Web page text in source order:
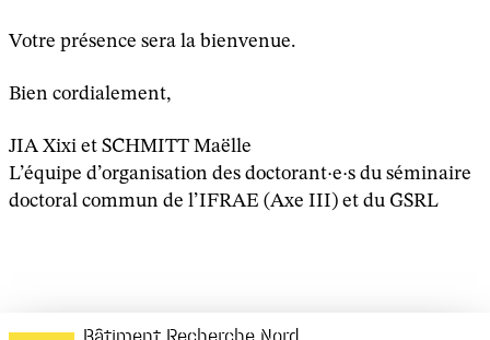
Votre présence sera la bienvenue.
Bien cordialement,
JIA Xixi et SCHMITT Maëlle
L’équipe d’organisation des doctorant·e·s du séminaire
doctoral commun de l’IFRAE (Axe III) et du GSRL
Bâtiment Recherche Nord